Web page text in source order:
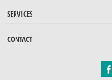
SERVICES
CONTACT